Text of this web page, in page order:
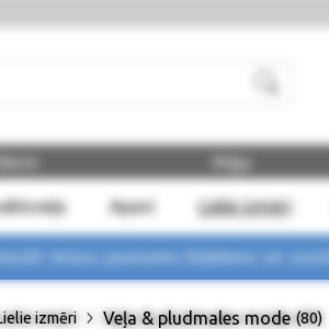
Apavi Lielie izmēri
Māja
Pasūti mūsu jaunumu biļetenu un
izmēri Veļa & pludmales mode (80)